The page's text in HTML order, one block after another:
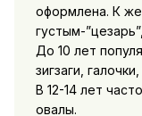
оформлена. К
густым-
До 10 лет
зигзаги,
В 12-14 лет
овалы.